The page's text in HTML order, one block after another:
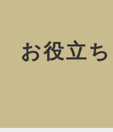
お役立